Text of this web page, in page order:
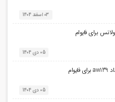
03 اسفند 1404
05 دی 1404
05 دی 1404